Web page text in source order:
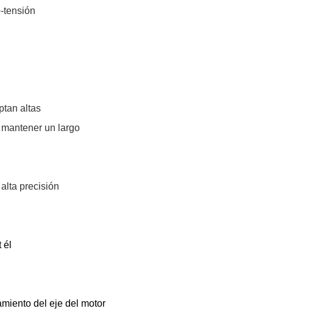
tensión
altas
un largo
precisión
él
del eje del motor